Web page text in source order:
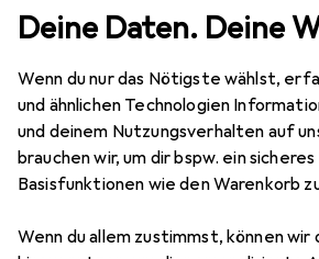
Deine Daten. Deine
Wenn du nur das Nötigste wählst,
und ähnlichen Technologien
und deinem Nutzungsverhalten auf
brauchen wir, um dir bspw. ein
Basisfunktionen wie den Warenkorb
Wenn du allem zustimmst, können
Foundation Givenchy Prisme Libre Skin-
Matte
W385